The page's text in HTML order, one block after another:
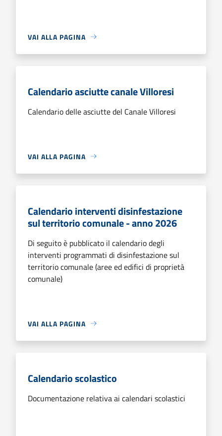
VAI ALLA PAGINA
Calendario asciutte canale Villoresi
Calendario delle asciutte del Canale Villoresi
VAI ALLA PAGINA
Calendario interventi disinfestazione
sul territorio comunale - anno 2026
Di seguito è pubblicato il calendario degli
interventi programmati di disinfestazione sul
territorio comunale (aree ed edifici di proprietà
comunale)
VAI ALLA PAGINA
Calendario scolastico
Documentazione relativa ai calendari scolastici